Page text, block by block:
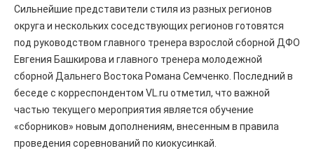
Сильнейшие представители стиля из разных регионов
округа и нескольких соседствующих регионов готовятся
под руководством главного тренера взрослой сборной ДФО
Евгения Башкирова и главного тренера молодежной
сборной Дальнего Востока Романа Семченко. Последний в
беседе с корреспондентом VL.ru отметил, что важной
частью текущего мероприятия является обучение
«сборников» новым дополнениям, внесенным в правила
проведения соревнований по киокусинкай.